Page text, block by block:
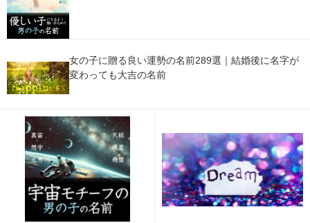
女の子に贈る良い運勢の名前289選｜結婚後に名字が
変わっても大吉の名前